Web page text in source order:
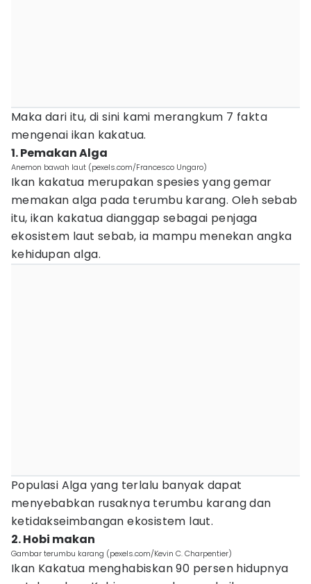
Maka dari itu, di sini kami merangkum 7 fakta
mengenai ikan kakatua.
1. Pemakan Alga
Anemon bawah laut (pexels.com/Francesco Ungaro)
Ikan kakatua merupakan spesies yang gemar
memakan alga pada terumbu karang. Oleh sebab
itu, ikan kakatua dianggap sebagai penjaga
ekosistem laut sebab, ia mampu menekan angka
kehidupan alga.
Populasi Alga yang terlalu banyak dapat
menyebabkan rusaknya terumbu karang dan
ketidakseimbangan ekosistem laut.
2. Hobi makan
Gambar terumbu karang (pexels.com/Kevin C. Charpentier)
Ikan Kakatua menghabiskan 90 persen hidupnya